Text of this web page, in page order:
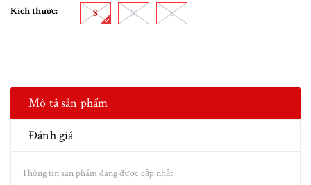
Kích thước: S M L
Mô tả sản phẩm
Đánh giá
Thông tin sản phẩm đang được cập nhật